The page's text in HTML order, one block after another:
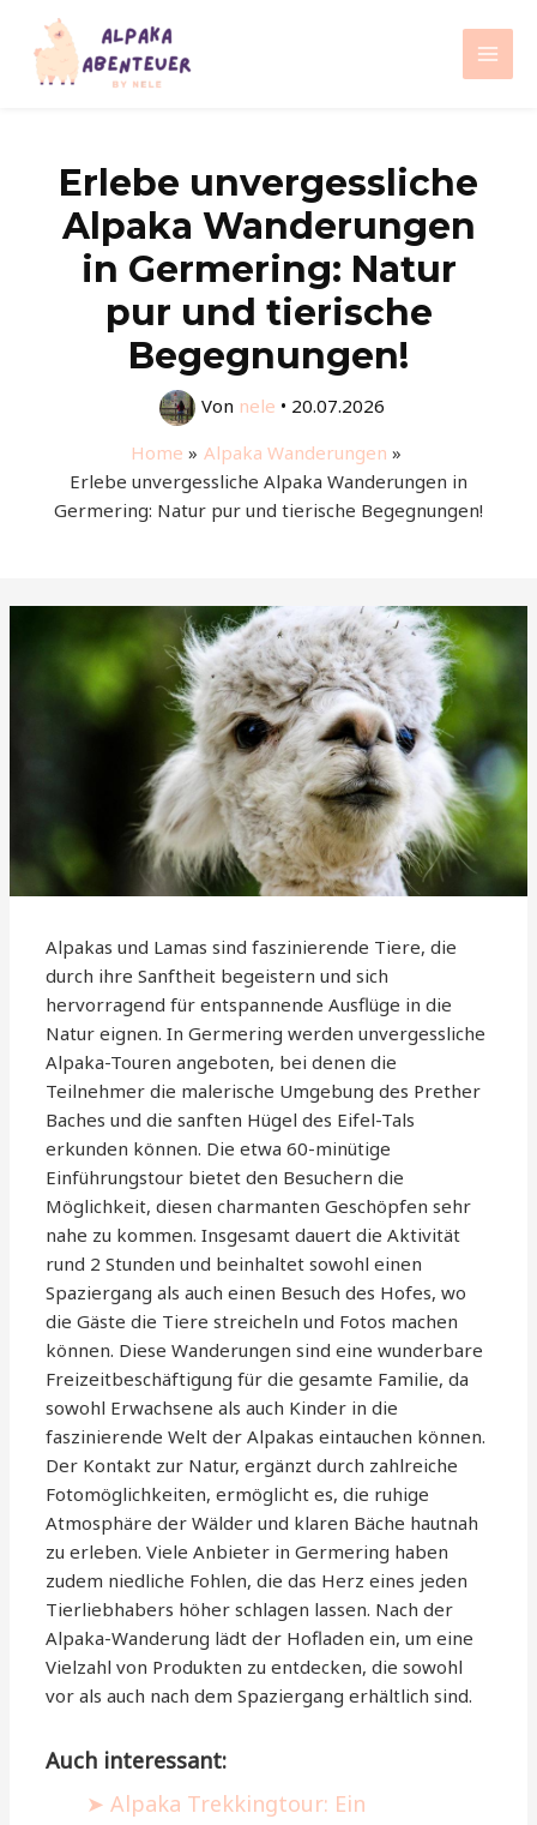
Inhalt
springen
Main
Erlebe unvergessliche
Alpaka Wanderungen
in Germering: Natur
pur und tierische
Begegnungen!
Von nele • 20.07.2026
Home
Alpaka Wanderungen
Erlebe unvergessliche Alpaka Wanderungen in
Germering: Natur pur und tierische Begegnungen!
Alpakas und Lamas sind faszinierende Tiere, die
durch ihre Sanftheit begeistern und sich
hervorragend für entspannende Ausflüge in die
Natur eignen. In Germering werden unvergessliche
Alpaka-Touren angeboten, bei denen die
Teilnehmer die malerische Umgebung des Prether
Baches und die sanften Hügel des Eifel-Tals
erkunden können. Die etwa 60-minütige
Einführungstour bietet den Besuchern die
Möglichkeit, diesen charmanten Geschöpfen sehr
nahe zu kommen. Insgesamt dauert die Aktivität
rund 2 Stunden und beinhaltet sowohl einen
Spaziergang als auch einen Besuch des Hofes, wo
die Gäste die Tiere streicheln und Fotos machen
können. Diese Wanderungen sind eine wunderbare
Freizeitbeschäftigung für die gesamte Familie, da
sowohl Erwachsene als auch Kinder in die
faszinierende Welt der Alpakas eintauchen können.
Der Kontakt zur Natur, ergänzt durch zahlreiche
Fotomöglichkeiten, ermöglicht es, die ruhige
Atmosphäre der Wälder und klaren Bäche hautnah
zu erleben. Viele Anbieter in Germering haben
zudem niedliche Fohlen, die das Herz eines jeden
Tierliebhabers höher schlagen lassen. Nach der
Alpaka-Wanderung lädt der Hofladen ein, um eine
Vielzahl von Produkten zu entdecken, die sowohl
vor als auch nach dem Spaziergang erhältlich sind.
Auch interessant:
Alpaka Trekkingtour: Ein